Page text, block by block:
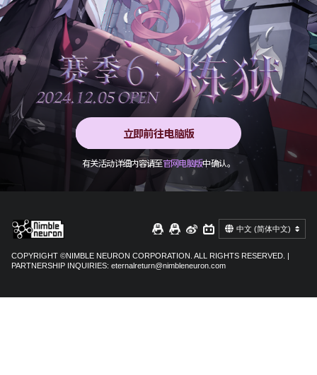
立即前往电脑版
有关活动详细内容请至官网电脑版中确认。
中文 (简体中文)
COPYRIGHT ©NIMBLE NEURON CORPORATION. ALL RIGHTS RESERVED. |
PARTNERSHIP INQUIRIES: eternalreturn@nimbleneuron.com